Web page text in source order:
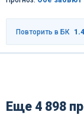
Повторить в БК
Еще 4 898